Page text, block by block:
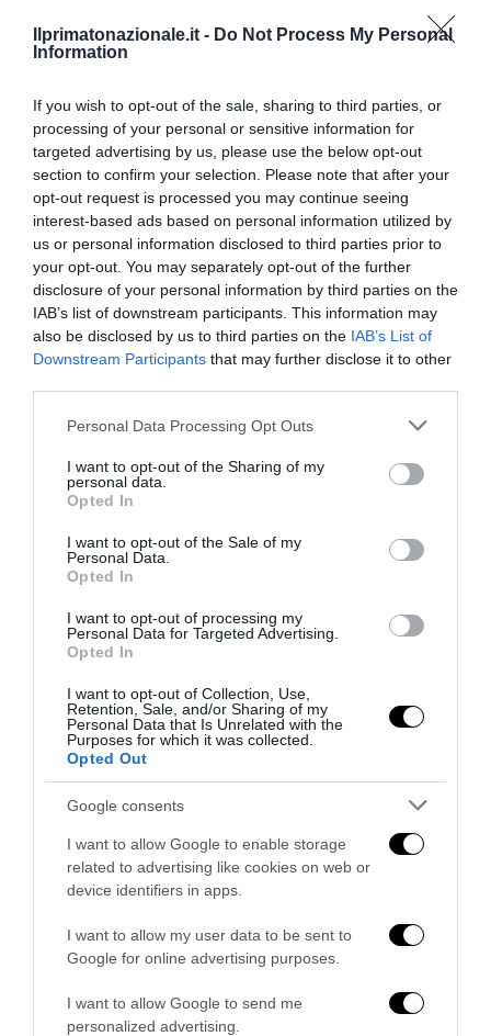
Ilprimatonazionale.it - Do Not Process My Personal
Information
If you wish to opt-out of the sale, sharing to third parties, or
processing of your personal or sensitive information for
targeted advertising by us, please use the below opt-out
section to confirm your selection. Please note that after your
opt-out request is processed you may continue seeing
interest-based ads based on personal information utilized by
us or personal information disclosed to third parties prior to
your opt-out. You may separately opt-out of the further
disclosure of your personal information by third parties on the
IAB’s list of downstream participants. This information may
also be disclosed by us to third parties on the IAB’s List of
Downstream Participants that may further disclose it to other
Please note that this website/app uses one or more Google
not limited to your visit or usage behaviour. You may click to
grant or deny consent to Google and its third-party tags to
use your data for below specified purposes in below Google
consent section.
Personal Data Processing Opt Outs
I want to opt-out of the Sharing of my
personal data.
Opted In
I want to opt-out of the Sale of my
Personal Data.
Opted In
I want to opt-out of processing my
Personal Data for Targeted Advertising.
Opted In
I want to opt-out of Collection, Use,
Retention, Sale, and/or Sharing of my
Personal Data that Is Unrelated with the
Purposes for which it was collected.
Opted Out
Google consents
I want to allow Google to enable storage
related to advertising like cookies on web or
device identifiers in apps.
I want to allow my user data to be sent to
Google for online advertising purposes.
I want to allow Google to send me
personalized advertising.
Bonaccini e il mito delle barricate di Parma: quando
l’antifascismo copia il fascismo
Remigrazione, il Copasir riconosce all’antifascismo il
6 Agosto 2026
La Camera boccia il patentino antifascista per parlare a
Montecitorio: palo clamoroso del Pd
5 Agosto 2026